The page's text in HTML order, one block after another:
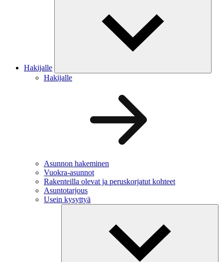
Hakijalle
Hakijalle
Asunnon hakeminen
Vuokra-asunnot
Rakenteilla olevat ja peruskorjatut kohteet
Asuntotarjous
Usein kysyttyä